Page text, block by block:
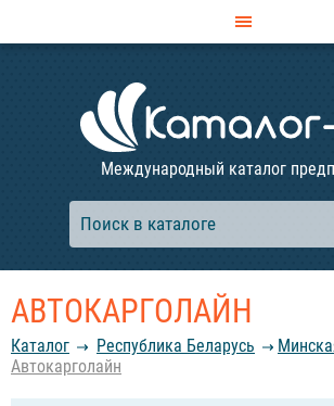
Международный каталог
АВТОКАРГОЛАЙН
Каталог Республика Беларусь
Автокарголайн